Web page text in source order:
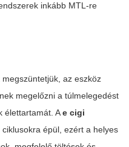
inkább MTL-re
az eszköz
megelőzni a túlmelegedést
élettartamát. Ae cigi
épül, ezért a helyes